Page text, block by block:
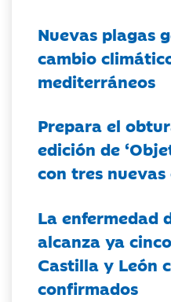
Nuevas plagas
cambio
mediterráneos
Prepara el
edición de
con tres
La enfermedad
alcanza ya
Castilla y León
confirmados